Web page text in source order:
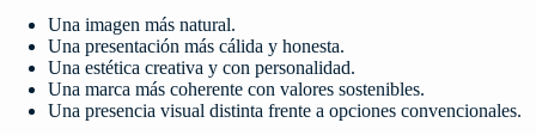
Una imagen más natural.
Una presentación más cálida y honesta.
Una estética creativa y con personalidad.
Una marca más coherente con valores sostenibles.
Una presencia visual distinta frente a opciones convencionales.